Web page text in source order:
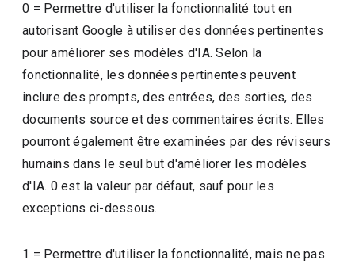
0 = Permettre d'utiliser la fonctionnalité tout en
autorisant Google à utiliser des données pertinentes
pour améliorer ses modèles d'IA. Selon la
fonctionnalité, les données pertinentes peuvent
inclure des prompts, des entrées, des sorties, des
documents source et des commentaires écrits. Elles
pourront également être examinées par des réviseurs
humains dans le seul but d'améliorer les modèles
d'IA. 0 est la valeur par défaut, sauf pour les
exceptions ci-dessous.
1 = Permettre d'utiliser la fonctionnalité, mais ne pas